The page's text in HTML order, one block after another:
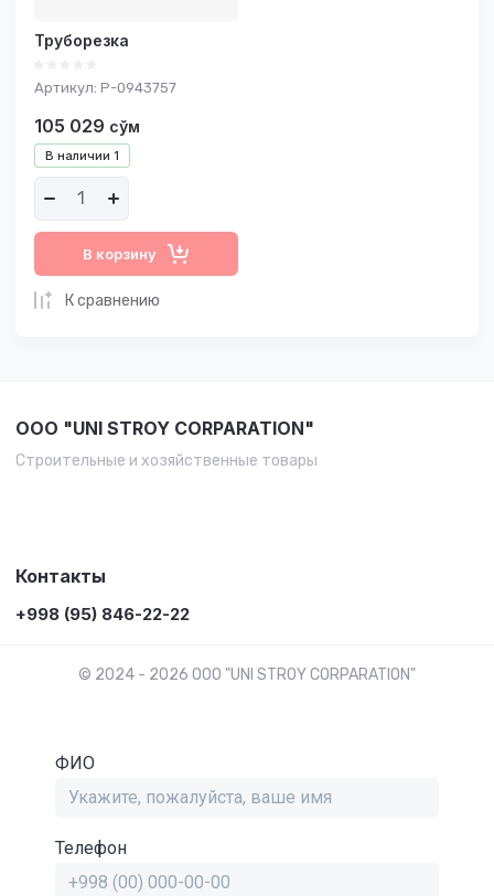
Труборезка
Артикул: P-0943757
В наличии 1
105 029 сўм
В корзину
К сравнению
OOO "UNI STROY CORPARATION"
Строительные и хозяйственные товары
Контакты
+998 (95) 846-22-22
© 2024 - 2026 OOO "UNI STROY CORPARATION"